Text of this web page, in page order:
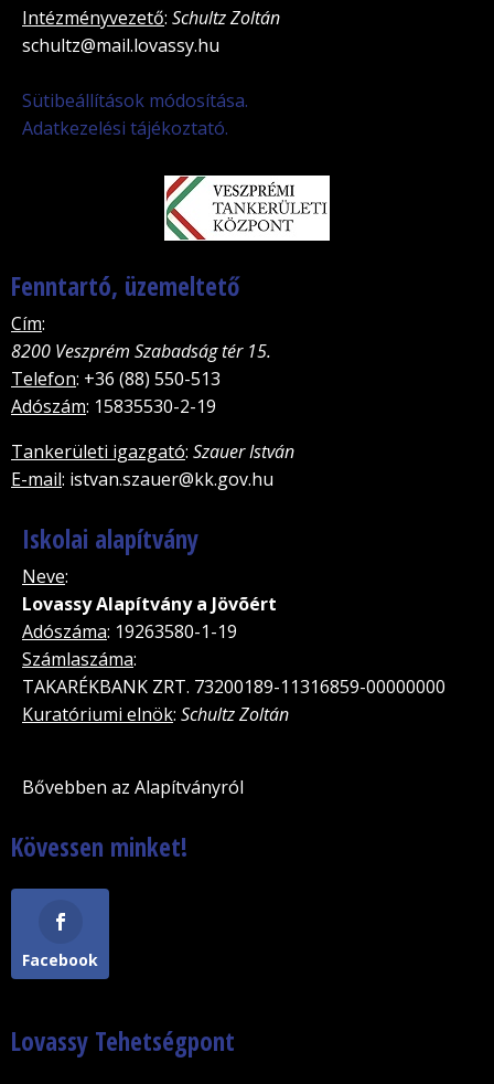
Intézményvezető: Schultz Zoltán
schultz@mail.lovassy.hu
Sütibeállítások módosítása.
Adatkezelési tájékoztató.
Fenntartó, üzemeltető
Cím:
8200 Veszprém Szabadság tér 15.
Telefon: +36 (88) 550-513
Adószám: 15835530-2-19
Tankerületi igazgató: Szauer István
E-mail: istvan.szauer@kk.gov.hu
Iskolai alapítvány
Neve:
Lovassy Alapítvány a Jövõért
Adószáma: 19263580-1-19
Számlaszáma:
TAKARÉKBANK ZRT. 73200189-11316859-00000000
Kuratóriumi elnök: Schultz Zoltán
Bővebben az Alapítványról
Kövessen minket!
Facebook
Lovassy Tehetségpont